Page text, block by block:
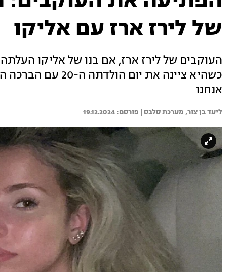
של לירז ארז עם אליקו
העוקבים של לירז ארז, אם בנו של אליקו
כשהיא ציינה את
אנחנו
ליעד בן צור, מערכת סלבס | 19.12.2024